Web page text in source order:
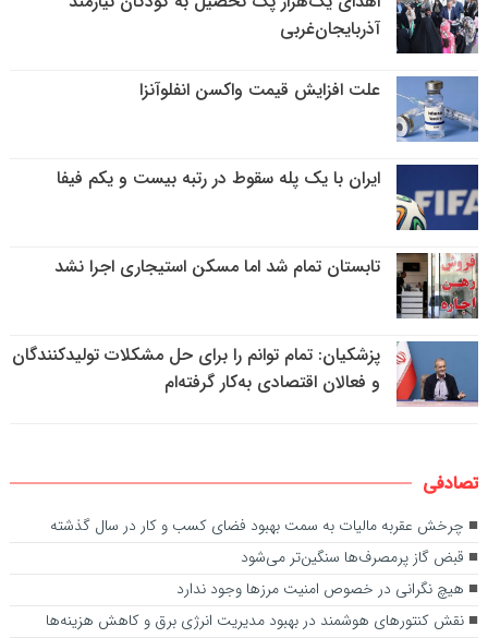
آذربایجان‌غربی
علت افزایش قیمت واکسن انفلوآنزا
ایران با یک پله سقوط در رتبه بیست و یکم فیفا
تابستان تمام شد اما مسکن استیجاری اجرا نشد
پزشکیان: تمام توانم را برای حل مشکلات تولیدکنندگان
و فعالان اقتصادی به‌کار گرفته‌ام
تصادفی
چرخش عقربه مالیات به سمت بهبود فضای کسب و کار در سال گذشته
قبض گاز پرمصرف‌ها سنگین‌تر می‌شود
هیچ نگرانی در خصوص امنیت مرزها وجود ندارد
نقش کنتور‌های هوشمند در بهبود مدیریت انرژی برق و کاهش هزینه‌ها